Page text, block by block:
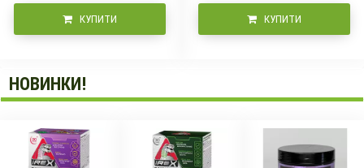
КУПИТИ КУПИТИ
НОВИНКИ!